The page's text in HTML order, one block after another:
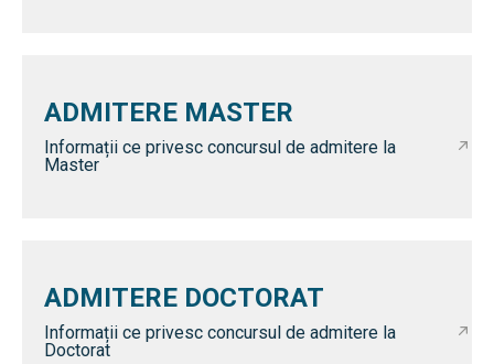
ADMITERE MASTER
Informații ce privesc concursul de admitere la
Master
ADMITERE DOCTORAT
Informații ce privesc concursul de admitere la
Doctorat